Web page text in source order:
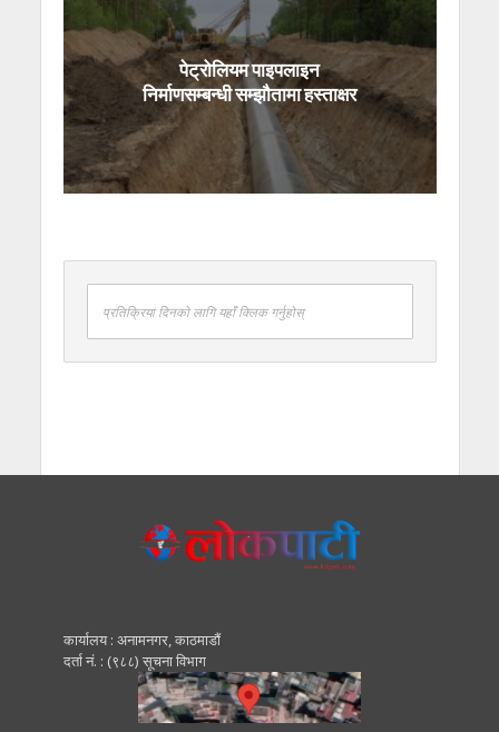
पेट्रोलियम पाइपलाइन
निर्माणसम्बन्धी सम्झौतामा हस्ताक्षर
प्रतिक्रिया दिनको लागि यहाँ क्लिक गर्नुहोस्
कार्यालय : अनामनगर, काठमाडाैं
दर्ता नं. : (९८८) सूचना विभाग